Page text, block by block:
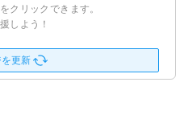
クリックできます。
しよう！
更新